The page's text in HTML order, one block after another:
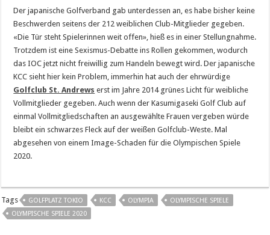
Der japanische Golfverband gab unterdessen an, es habe bisher keine
Beschwerden seitens der 212 weiblichen Club-Mitglieder gegeben.
«Die Tür steht Spielerinnen weit offen», hieß es in einer Stellungnahme.
Trotzdem ist eine Sexismus-Debatte ins Rollen gekommen, wodurch
das IOC jetzt nicht freiwillig zum Handeln bewegt wird. Der japanische
KCC sieht hier kein Problem, immerhin hat auch der ehrwürdige
Golfclub St. Andrews erst im Jahre 2014 grünes Licht für weibliche
Vollmitglieder gegeben. Auch wenn der Kasumigaseki Golf Club auf
einmal Vollmitgliedschaften an ausgewählte Frauen vergeben würde
bleibt ein schwarzes Fleck auf der weißen Golfclub-Weste. Mal
abgesehen von einem Image-Schaden für die Olympischen Spiele
2020.
Tags GOLFPLATZ TOKIO KCC OLYMPIA
OLYMPISCHE SPIELE
OLYMPISCHE SPIELE 2020